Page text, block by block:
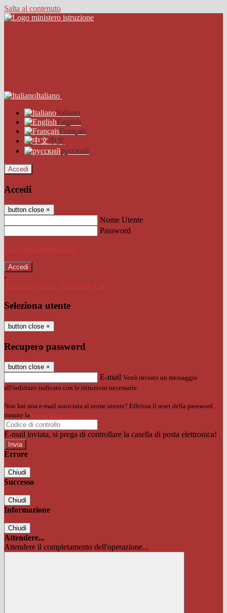
Salta al contenuto
Italiano
Italiano
English
Français
中文
русский
Accedi
Accedi
button close ×
Nome Utente
Password
Password dimenticata?
-
Entra con SPID
Entra con CIE
Seleziona utente
button close ×
Recupero password
button close ×
E-mail Verrà inviato un messaggio
all'indirizzo indicato con le istruzioni necessarie.
Non hai una e-mail associata al nome utente? Effettua il reset della password
tramite la Login Spaggiari
E-mail inviata, si prega di controllare la casella di posta elettronica!
Errore
Chiudi
Successo
Chiudi
Informazione
Chiudi
Attendere...
Attendere il completamento dell'operazione...